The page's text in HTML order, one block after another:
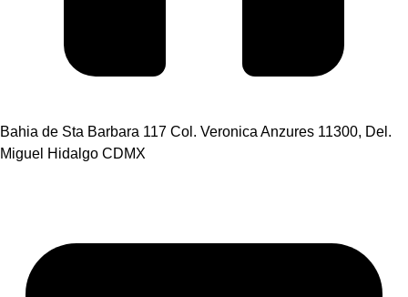
Bahia de Sta Barbara 117 Col. Veronica Anzures 11300, Del.
Miguel Hidalgo CDMX